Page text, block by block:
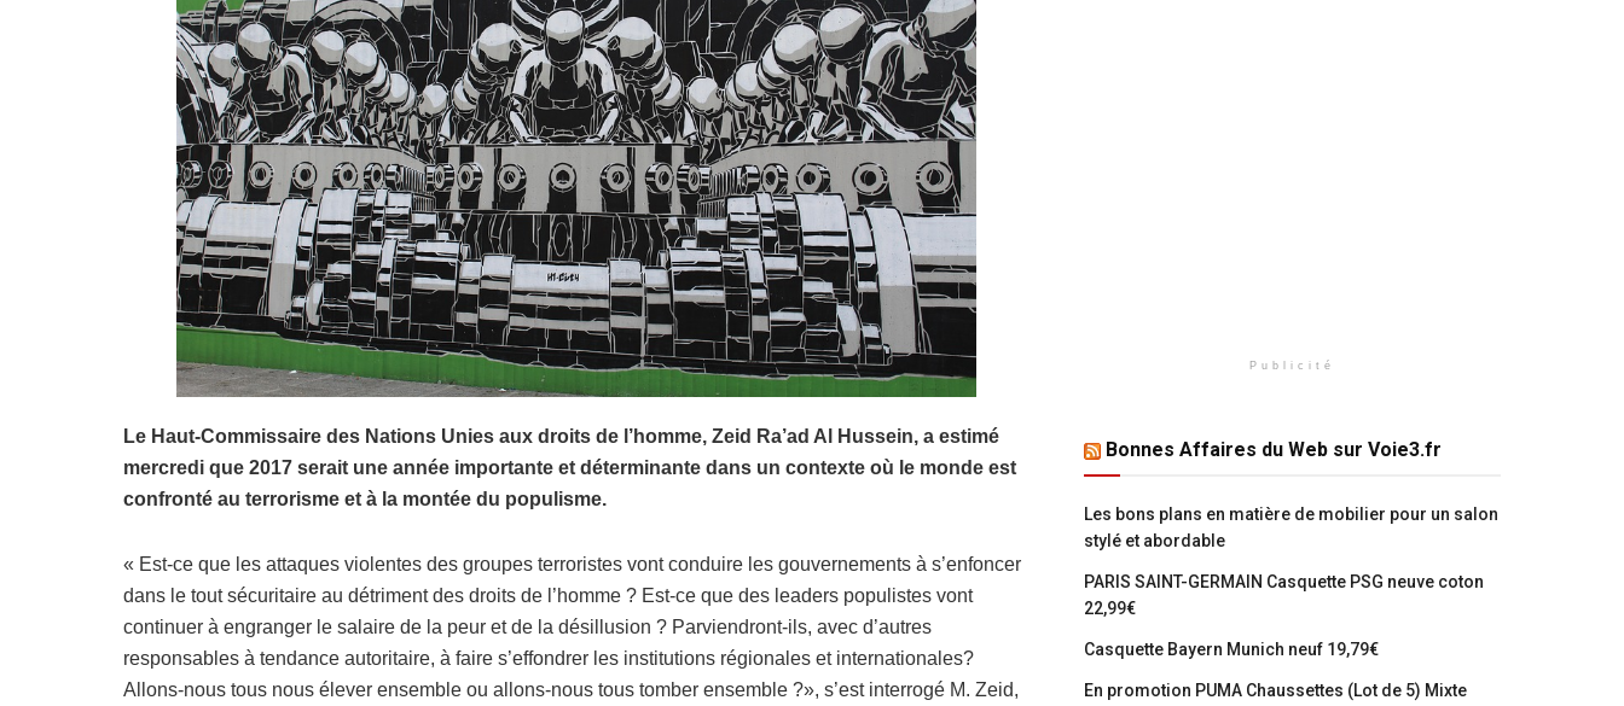
Le Haut-Commissaire des Nations Unies aux droits de l’homme, Zeid Ra’ad Al Hussein, a estimé
mercredi que 2017 serait une année importante et déterminante dans un contexte où le monde est
confronté au terrorisme et à la montée du populisme.
« Est-ce que les attaques violentes des groupes terroristes vont conduire les gouvernements à s’enfoncer
dans le tout sécuritaire au détriment des droits de l’homme ? Est-ce que des leaders populistes vont
continuer à engranger le salaire de la peur et de la désillusion ? Parviendront-ils, avec d’autres
responsables à tendance autoritaire, à faire s’effondrer les institutions régionales et internationales?
Allons-nous tous nous élever ensemble ou allons-nous tous tomber ensemble ?», s’est interrogé M. Zeid,
Publicité
Bonnes Affaires du Web sur Voie3.fr
Les bons plans en matière de mobilier pour un salon
stylé et abordable
PARIS SAINT-GERMAIN Casquette PSG neuve coton
22,99€
Casquette Bayern Munich neuf 19,79€
En promotion PUMA Chaussettes (Lot de 5) Mixte